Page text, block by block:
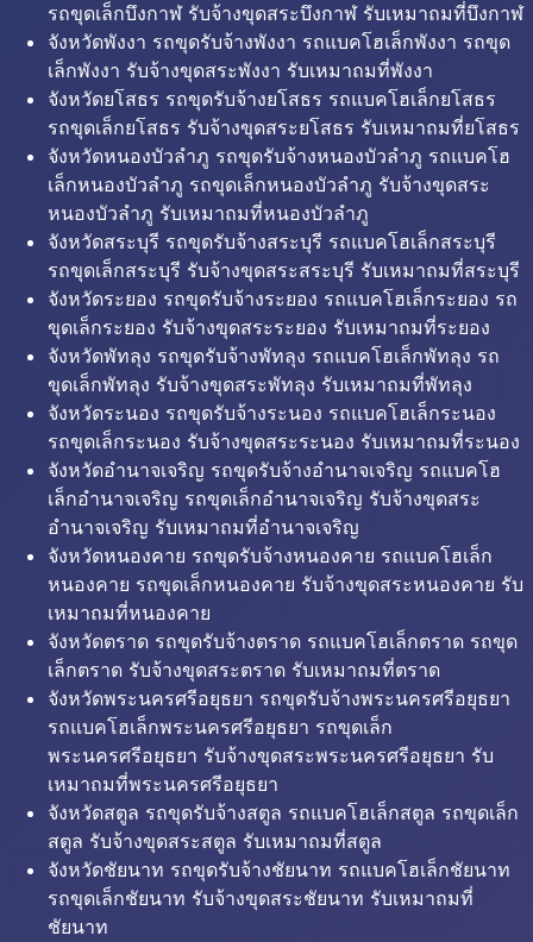
รถขุดเล็กบึงกาฬ รับจ้างขุดสระบึงกาฬ รับเหมาถมที่บึงกาฬ
จังหวัดพังงา รถขุดรับจ้างพังงา รถแบคโฮเล็กพังงา รถขุด
เล็กพังงา รับจ้างขุดสระพังงา รับเหมาถมที่พังงา
จังหวัดยโสธร รถขุดรับจ้างยโสธร รถแบคโฮเล็กยโสธร
รถขุดเล็กยโสธร รับจ้างขุดสระยโสธร รับเหมาถมที่ยโสธร
จังหวัดหนองบัวลำภู รถขุดรับจ้างหนองบัวลำภู รถแบคโฮ
เล็กหนองบัวลำภู รถขุดเล็กหนองบัวลำภู รับจ้างขุดสระ
หนองบัวลำภู รับเหมาถมที่หนองบัวลำภู
จังหวัดสระบุรี รถขุดรับจ้างสระบุรี รถแบคโฮเล็กสระบุรี
รถขุดเล็กสระบุรี รับจ้างขุดสระสระบุรี รับเหมาถมที่สระบุรี
จังหวัดระยอง รถขุดรับจ้างระยอง รถแบคโฮเล็กระยอง รถ
ขุดเล็กระยอง รับจ้างขุดสระระยอง รับเหมาถมที่ระยอง
จังหวัดพัทลุง รถขุดรับจ้างพัทลุง รถแบคโฮเล็กพัทลุง รถ
ขุดเล็กพัทลุง รับจ้างขุดสระพัทลุง รับเหมาถมที่พัทลุง
จังหวัดระนอง รถขุดรับจ้างระนอง รถแบคโฮเล็กระนอง
รถขุดเล็กระนอง รับจ้างขุดสระระนอง รับเหมาถมที่ระนอง
จังหวัดอำนาจเจริญ รถขุดรับจ้างอำนาจเจริญ รถแบคโฮ
เล็กอำนาจเจริญ รถขุดเล็กอำนาจเจริญ รับจ้างขุดสระ
อำนาจเจริญ รับเหมาถมที่อำนาจเจริญ
จังหวัดหนองคาย รถขุดรับจ้างหนองคาย รถแบคโฮเล็ก
หนองคาย รถขุดเล็กหนองคาย รับจ้างขุดสระหนองคาย รับ
เหมาถมที่หนองคาย
จังหวัดตราด รถขุดรับจ้างตราด รถแบคโฮเล็กตราด รถขุด
เล็กตราด รับจ้างขุดสระตราด รับเหมาถมที่ตราด
จังหวัดพระนครศรีอยุธยา รถขุดรับจ้างพระนครศรีอยุธยา
รถแบคโฮเล็กพระนครศรีอยุธยา รถขุดเล็ก
พระนครศรีอยุธยา รับจ้างขุดสระพระนครศรีอยุธยา รับ
เหมาถมที่พระนครศรีอยุธยา
จังหวัดสตูล รถขุดรับจ้างสตูล รถแบคโฮเล็กสตูล รถขุดเล็ก
สตูล รับจ้างขุดสระสตูล รับเหมาถมที่สตูล
จังหวัดชัยนาท รถขุดรับจ้างชัยนาท รถแบคโฮเล็กชัยนาท
รถขุดเล็กชัยนาท รับจ้างขุดสระชัยนาท รับเหมาถมที่
ชัยนาท